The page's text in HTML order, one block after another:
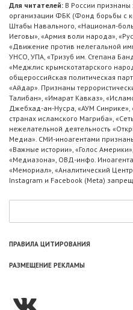
Для читателей: В России
организации ФБК (Фонд борьбы с
Штабы Навального, «Национал-
Иеговы», «Армия воли народа»,
«Движение против нелегальной
УНСО, УПА, «Тризуб им. Степана
«Меджлис крымскотатарского
общероссийская политическая
«Айдар». Признаны
Талибан», «Имарат Кавказ»,
Джебхад-ан-Нусра, «АУМ Синрике»,
странах исламского Магриба»,
нежелательной деятельность
Медиа». СМИ-иноагентами
«Важные истории», «Голос
«Медиазона», ОВД-инфо.
«Мемориал», «Аналитический
Instagram и Facebook (Metа)
ПРАВИЛА ЦИТИРОВАНИЯ
РАЗМЕЩЕНИЕ РЕКЛАМЫ